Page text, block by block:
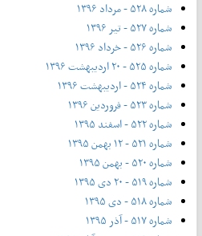
شماره ۵۲۸ - مرداد ۱۳۹۶
شماره ۵۲۷ - تیر ۱۳۹۶
شماره ۵۲۶ - خرداد ۱۳۹۶
شماره ۵۲۵ - ۲۰ اردیبهشت ۱۳۹۶
شماره ۵۲۴ - اردیبهشت ۱۳۹۶
شماره ۵۲۳ - فروردین ۱۳۹۶
شماره ۵۲۲ - اسفند ۱۳۹۵
شماره ۵۲۱ - ۱۲ بهمن ۱۳۹۵
شماره ۵۲۰ - بهمن ۱۳۹۵
شماره ۵۱۹ - ۲۰ دی ۱۳۹۵
شماره ۵۱۸ - دی ۱۳۹۵
شماره ۵۱۷ - آذر ۱۳۹۵